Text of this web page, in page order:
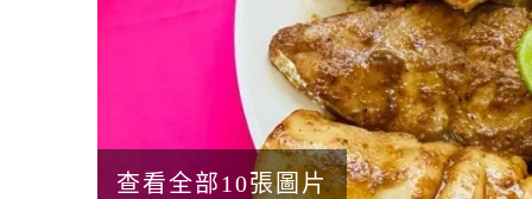
查看全部10張圖片